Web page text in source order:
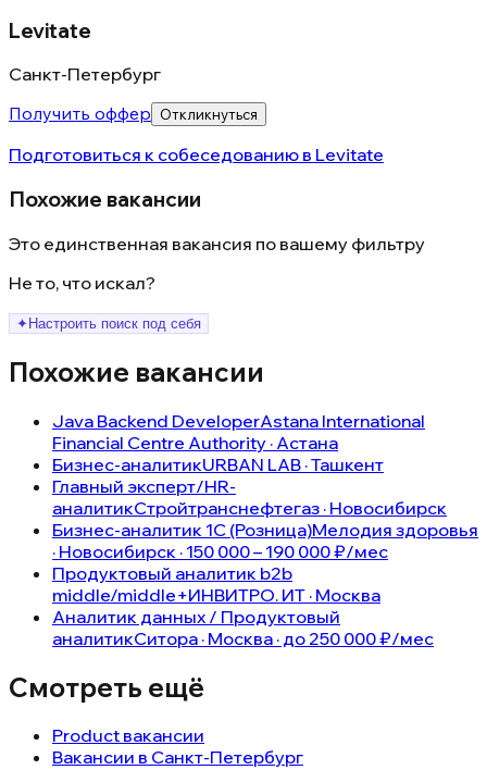
Levitate
Санкт-Петербург
Получить оффер
Откликнуться
Подготовиться к собеседованию в Levitate
Похожие вакансии
Это единственная вакансия по вашему фильтру
Не то, что искал?
✦ Настроить поиск под себя
Похожие вакансии
Java Backend DeveloperAstana International
Financial Centre Authority · Астана
Бизнес-аналитикURBAN LAB · Ташкент
Главный эксперт/HR-
аналитикСтройтранснефтегаз · Новосибирск
Бизнес-аналитик 1С (Розница)Мелодия здоровья
· Новосибирск · 150 000 – 190 000 ₽/мес
Продуктовый аналитик b2b
middle/middle+ИНВИТРО. ИТ · Москва
Аналитик данных / Продуктовый
аналитикСитора · Москва · до 250 000 ₽/мес
Смотреть ещё
Product вакансии
Вакансии в Санкт-Петербург